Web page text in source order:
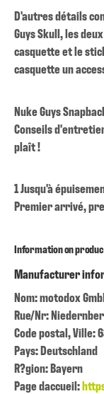
D'autres détails
Guys Skull, les
casquette et le
casquette un
Nuke Guys
Conseils
plaît !
1 Jusqu'à
Premier arrivé,
Information on
Manufacturer
Nom: motodox
Rue/Nr:
Code postal, Ville:
Pays: Deutschland
R?gion: Bayern
Page daccueil: